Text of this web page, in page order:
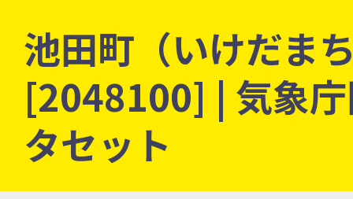
池田町（いけだま
[2048100] | 気象
タセット